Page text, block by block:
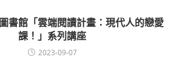
書館「雲端閱讀計畫：現代人的戀愛
課！」系列講座
2023-09-07